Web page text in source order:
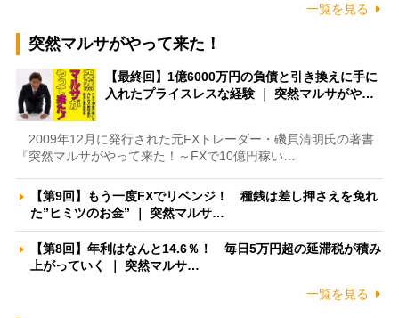
一覧を見る
突然マルサがやって来た！
【最終回】1億6000万円の負債と引き換えに手に
入れたプライスレスな経験 ｜ 突然マルサがや…
2009年12月に発行された元FXトレーダー・磯貝清明氏の著書
『突然マルサがやって来た！～FXで10億円稼い…
【第9回】もう一度FXでリベンジ！ 種銭は差し押さえを免れ
た”ヒミツのお金” ｜ 突然マルサ…
【第8回】年利はなんと14.6％！ 毎日5万円超の延滞税が積み
上がっていく ｜ 突然マルサ…
一覧を見る